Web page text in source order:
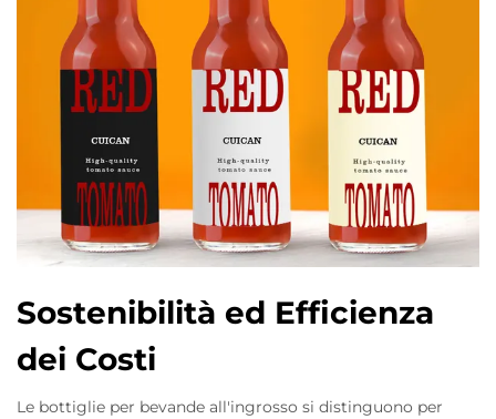
Sostenibilità ed Efficienza
dei Costi
Le bottiglie per bevande all'ingrosso si distinguono per